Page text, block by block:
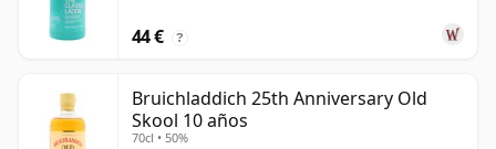
44 € ?
Bruichladdich 25th Anniversary Old
Skool 10 años
70cl • 50%